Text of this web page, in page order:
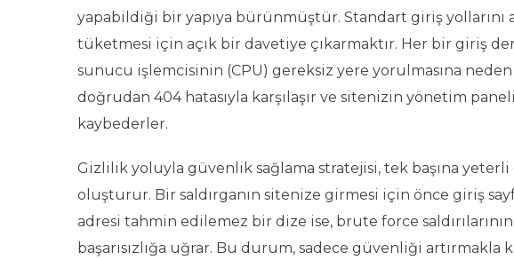
yapabildiği bir yapıya bürünmüştür. Standart giriş yollarını
tüketmesi için açık bir davetiye çıkarmaktır. Her bir giriş
sunucu işlemcisinin (CPU) gereksiz yere yorulmasına
doğrudan 404 hatasıyla karşılaşır ve sitenizin yönetim
kaybederler.
Gizlilik yoluyla güvenlik sağlama stratejisi, tek başına yeterli
oluşturur. Bir saldırganın sitenize girmesi için önce giriş
adresi tahmin edilemez bir dize ise, brute force
başarısızlığa uğrar. Bu durum, sadece güvenliği artırmakla